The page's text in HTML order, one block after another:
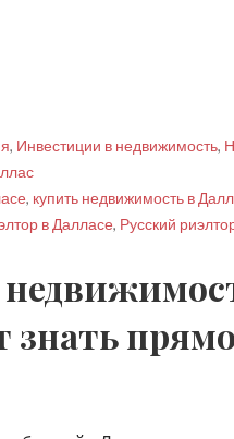
, Инвестиции в недвижимость,
, купить недвижимость в
в Далласе, Русский
знать